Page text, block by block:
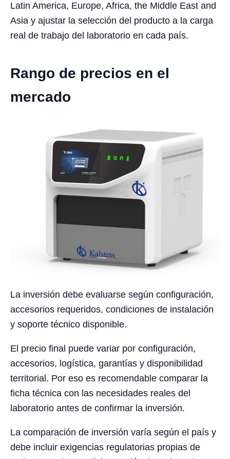
Latin America, Europe, Africa, the Middle East and
Asia y ajustar la selección del producto a la carga
real de trabajo del laboratorio en cada país.
Rango de precios en el
mercado
La inversión debe evaluarse según configuración,
accesorios requeridos, condiciones de instalación
y soporte técnico disponible.
El precio final puede variar por configuración,
accesorios, logística, garantías y disponibilidad
territorial. Por eso es recomendable comparar la
ficha técnica con las necesidades reales del
laboratorio antes de confirmar la inversión.
La comparación de inversión varía según el país y
debe incluir exigencias regulatorias propias de